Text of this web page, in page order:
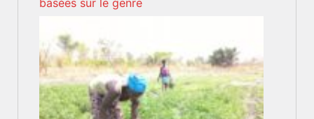
basées sur le genre